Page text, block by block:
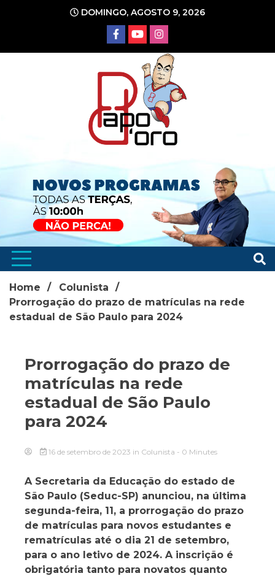
conteúdo
DOMINGO, AGOSTO 9, 2026
Home
Colunista
Prorrogação do prazo de matrículas na rede
estadual de São Paulo para 2024
Prorrogação do prazo de
matrículas na rede
estadual de São Paulo
para 2024
16 de setembro de 2023 in Colunista - 0 Minutes
A Secretaria da Educação do estado de
São Paulo (Seduc-SP) anunciou, na última
segunda-feira, 11, a prorrogação do prazo
de matrículas para novos estudantes e
rematrículas até o dia 21 de setembro,
para o ano letivo de 2024. A inscrição é
obrigatória tanto para novatos quanto